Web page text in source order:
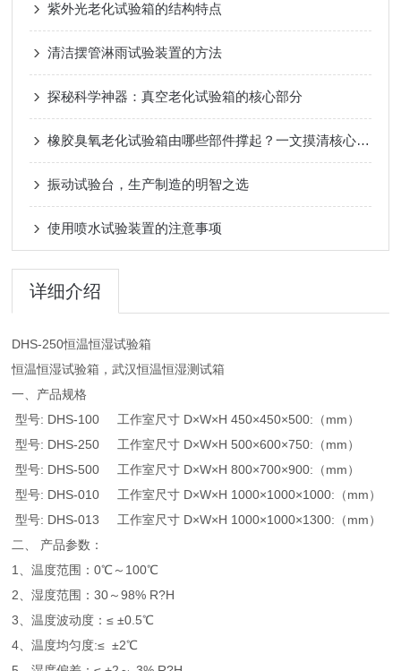
紫外光老化试验箱的结构特点
清洁摆管淋雨试验装置的方法
探秘科学神器：真空老化试验箱的核心部分
橡胶臭氧老化试验箱由哪些部件撑起？一文摸清核心架构！
振动试验台，生产制造的明智之选
使用喷水试验装置的注意事项
详细介绍
DHS-250恒温恒湿试验箱
恒温恒湿试验箱，武汉恒温恒湿测试箱
一、产品规格
型号: DHS-100 工作室尺寸 D×W×H 450×450×500:（mm）
型号: DHS-250 工作室尺寸 D×W×H 500×600×750:（mm）
型号: DHS-500 工作室尺寸 D×W×H 800×700×900:（mm）
型号: DHS-010 工作室尺寸 D×W×H 1000×1000×1000:（mm）
型号: DHS-013 工作室尺寸 D×W×H 1000×1000×1300:（mm）
二、 产品参数：
1、温度范围：0℃～100℃
2、湿度范围：30～98% R?H
3、温度波动度：≤ ±0.5℃
4、温度均匀度:≤ ±2℃